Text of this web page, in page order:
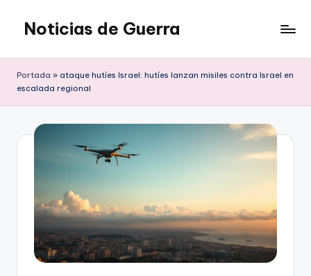
Saltar
contenido
Noticias de Guerra
Portada » ataque hutíes Israel: hutíes lanzan misiles contra Israel en
escalada regional